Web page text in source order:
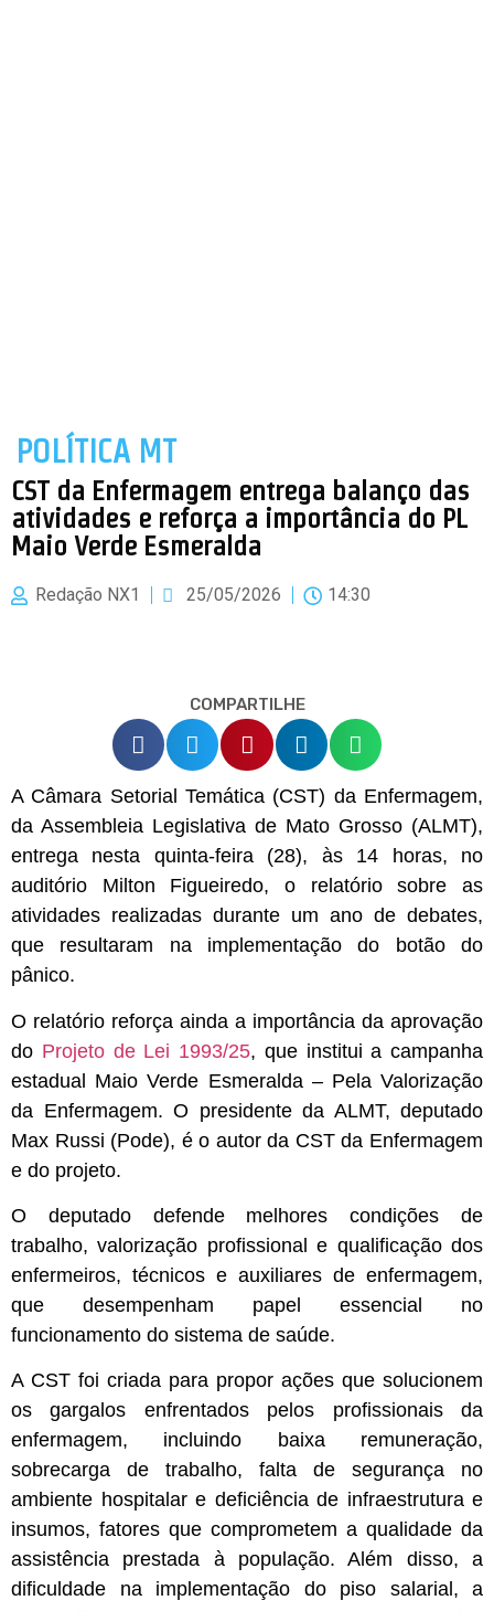
POLÍTICA MT
CST da Enfermagem entrega balanço das
atividades e reforça a importância do PL
Maio Verde Esmeralda
Redação NX1 25/05/2026 14:30
COMPARTILHE
A Câmara Setorial Temática (CST) da Enfermagem,
da Assembleia Legislativa de Mato Grosso (ALMT),
entrega nesta quinta-feira (28), às 14 horas, no
auditório Milton Figueiredo, o relatório sobre as
atividades realizadas durante um ano de debates,
que resultaram na implementação do botão do
pânico.
O relatório reforça ainda a importância da aprovação
do Projeto de Lei 1993/25, que institui a campanha
estadual Maio Verde Esmeralda – Pela Valorização
da Enfermagem. O presidente da ALMT, deputado
Max Russi (Pode), é o autor da CST da Enfermagem
e do projeto.
O deputado defende melhores condições de
trabalho, valorização profissional e qualificação dos
enfermeiros, técnicos e auxiliares de enfermagem,
que desempenham papel essencial no
funcionamento do sistema de saúde.
A CST foi criada para propor ações que solucionem
os gargalos enfrentados pelos profissionais da
enfermagem, incluindo baixa remuneração,
sobrecarga de trabalho, falta de segurança no
ambiente hospitalar e deficiência de infraestrutura e
insumos, fatores que comprometem a qualidade da
assistência prestada à população. Além disso, a
dificuldade na implementação do piso salarial, a